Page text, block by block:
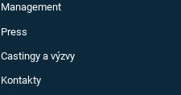
Management
Press
Castingy a výzvy
Kontakty